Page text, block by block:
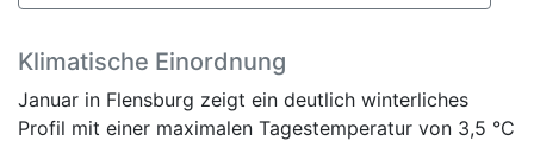
Klimatische Einordnung
Januar in Flensburg zeigt ein deutlich winterliches
Profil mit einer maximalen Tagestemperatur von 3,5 °C